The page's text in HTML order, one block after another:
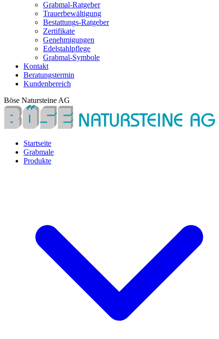
Grabmal-Ratgeber
Trauerbewältigung
Bestattungs-Ratgeber
Zertifikate
Genehmigungen
Edelstahlpflege
Grabmal-Symbole
Kontakt
Beratungstermin
Kundenbereich
Böse Natursteine AG
Startseite
Grabmale
Produkte